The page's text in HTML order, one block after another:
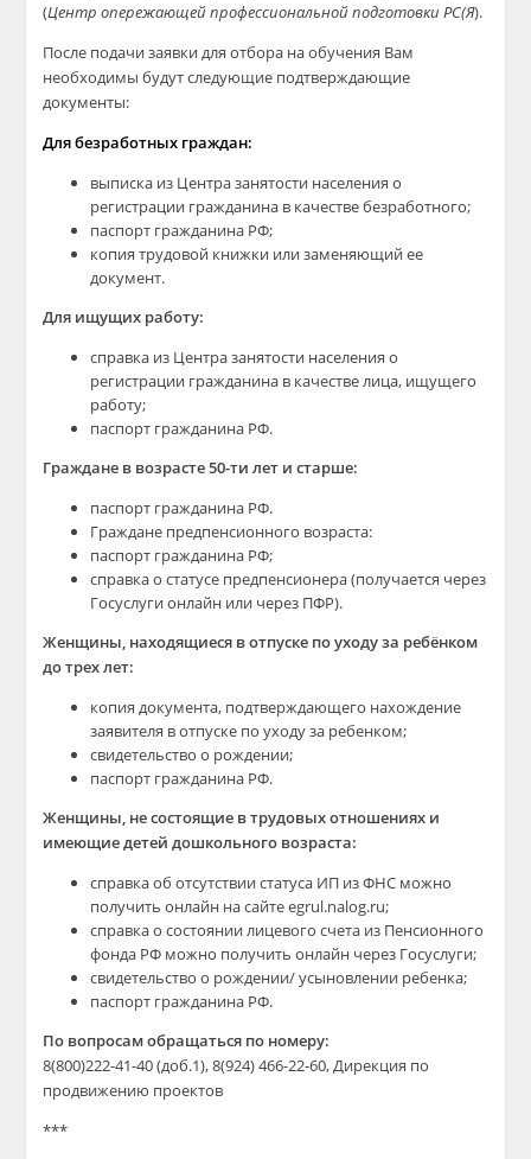
(Центр опережающей профессиональной подготовки РС(Я).
После подачи заявки для отбора на обучения Вам
необходимы будут следующие подтверждающие
документы:
Для безработных граждан:
выписка из Центра занятости населения о
регистрации гражданина в качестве безработного;
паспорт гражданина РФ;
копия трудовой книжки или заменяющий ее
документ.
Для ищущих работу:
справка из Центра занятости населения о
регистрации гражданина в качестве лица, ищущего
работу;
паспорт гражданина РФ.
Граждане в возрасте 50-ти лет и старше:
паспорт гражданина РФ.
Граждане предпенсионного возраста:
паспорт гражданина РФ;
справка о статусе предпенсионера (получается через
Госуслуги онлайн или через ПФР).
Женщины, находящиеся в отпуске по уходу за ребёнком
до трех лет:
копия документа, подтверждающего нахождение
заявителя в отпуске по уходу за ребенком;
свидетельство о рождении;
паспорт гражданина РФ.
Женщины, не состоящие в трудовых отношениях и
имеющие детей дошкольного возраста:
справка об отсутствии статуса ИП из ФНС можно
получить онлайн на сайте egrul.nalog.ru;
справка о состоянии лицевого счета из Пенсионного
фонда РФ можно получить онлайн через Госуслуги;
свидетельство о рождении/ усыновлении ребенка;
паспорт гражданина РФ.
По вопросам обращаться по номеру:
8(800)222-41-40 (доб.1), 8(924) 466-22-60, Дирекция по
продвижению проектов
***